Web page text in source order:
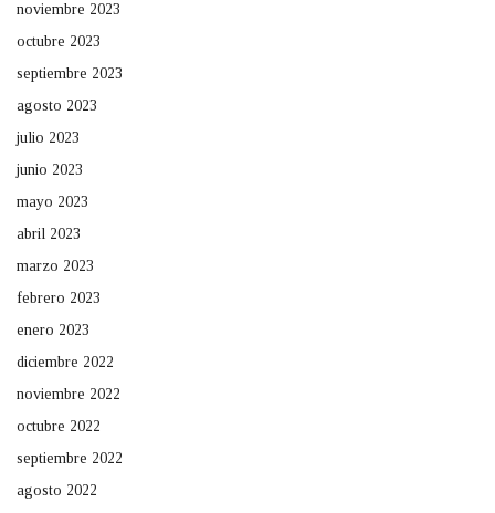
noviembre 2023
octubre 2023
septiembre 2023
agosto 2023
julio 2023
junio 2023
mayo 2023
abril 2023
marzo 2023
febrero 2023
enero 2023
diciembre 2022
noviembre 2022
octubre 2022
septiembre 2022
agosto 2022